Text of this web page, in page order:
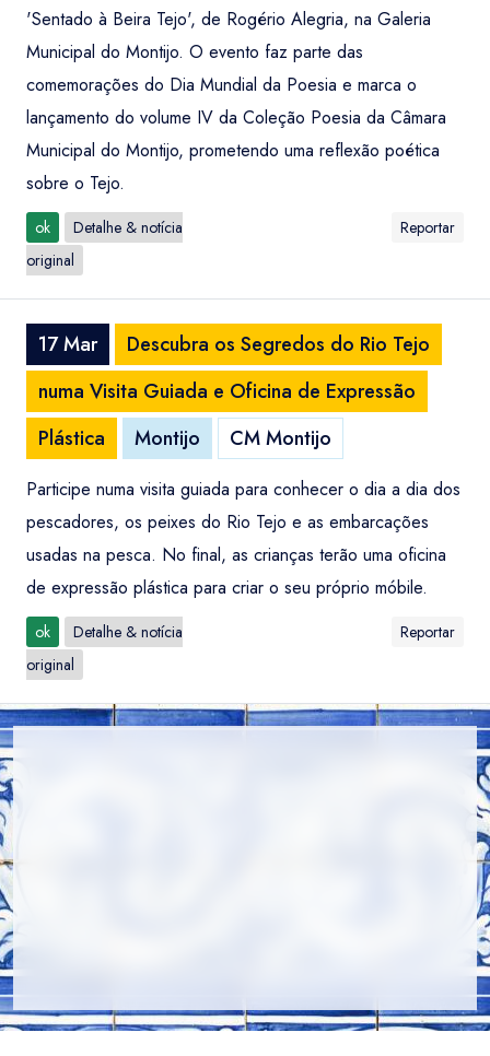
'Sentado à Beira Tejo', de Rogério Alegria, na Galeria
Municipal do Montijo. O evento faz parte das
comemorações do Dia Mundial da Poesia e marca o
lançamento do volume IV da Coleção Poesia da Câmara
Municipal do Montijo, prometendo uma reflexão poética
sobre o Tejo.
ok
Detalhe & notícia
original
Reportar
17 Mar
Descubra os Segredos do Rio Tejo
numa Visita Guiada e Oficina de Expressão
Plástica
Montijo CM Montijo
Participe numa visita guiada para conhecer o dia a dia dos
pescadores, os peixes do Rio Tejo e as embarcações
usadas na pesca. No final, as crianças terão uma oficina
de expressão plástica para criar o seu próprio móbile.
ok
Detalhe & notícia
original
Reportar